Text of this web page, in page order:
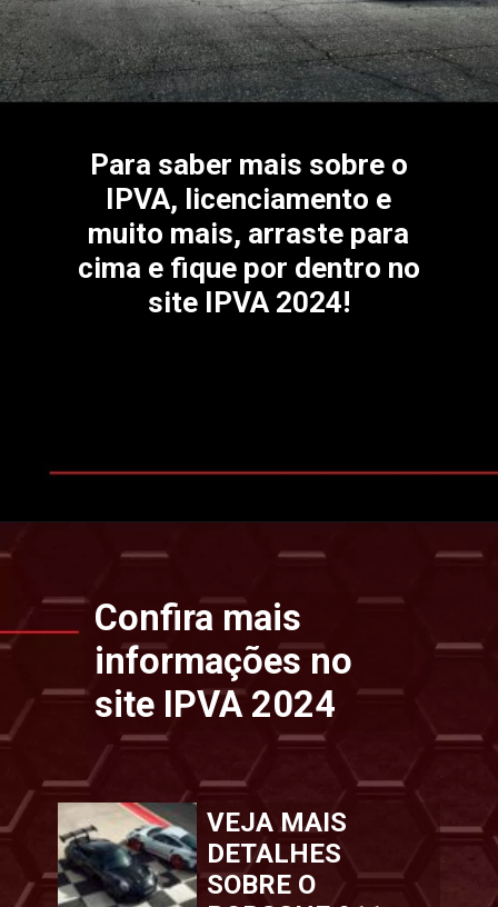
Para saber mais sobre o
IPVA, licenciamento e
muito mais, arraste para
cima e fique por dentro no
site IPVA 2024!
Openinghttps://www.ipvaconsulta.app.br/
VEJA MAIS
DETALHES
SOBRE O
Confira mais
informações no
site IPVA 2024